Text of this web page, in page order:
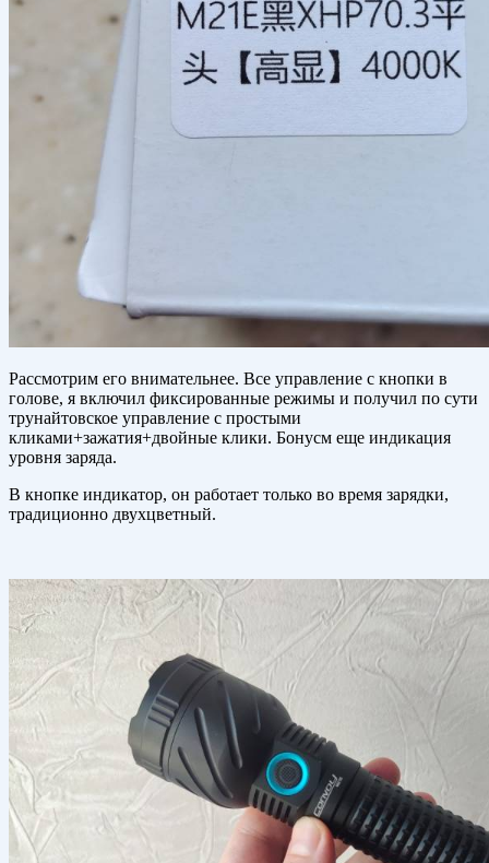
Рассмотрим его внимательнее. Все управление с кнопки в
голове, я включил фиксированные режимы и получил по сути
трунайтовское управление с простыми
кликами+зажатия+двойные клики. Бонусм еще индикация
уровня заряда.
В кнопке индикатор, он работает только во время зарядки,
традиционно двухцветный.